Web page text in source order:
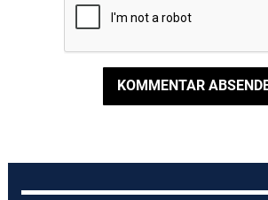
KOMMENTAR